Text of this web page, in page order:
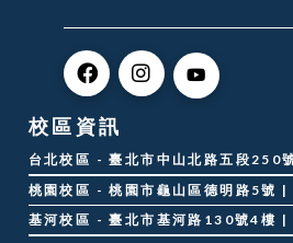
校區資訊
台北校區 - 臺北市中山北路五段
桃園校區 - 桃園市龜山區德明路5
基河校區 - 臺北市基河路130號4